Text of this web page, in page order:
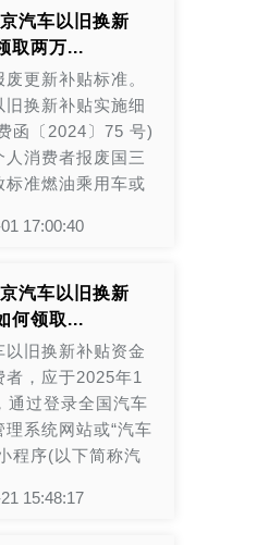
汽车以旧换新
取两万...
更新补贴标准。
旧换新补贴实施细
函〔2024〕75 号)
人消费者报废国三
标准燃油乘用车或
源乘用车，并购
目录》的新能源
升及以下排量燃
补贴标准提高至购
用车补 2 万元、购
下排量燃油乘用
元。自《汽车以旧
细则》印发之日
的消费者，按照本
补贴。消费者按
17:00:40
汽车以旧换新
何领取...
以旧换新补贴资金
者，应于2025年1
通过登录全国汽车
理系统网站或“汽车
程序(以下简称汽
汽车的车辆识别
15:48:17